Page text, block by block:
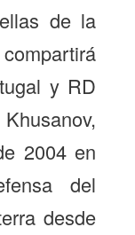
de la
y RD
2004 en
del
desde